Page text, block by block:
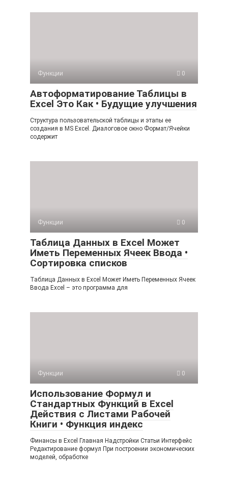
Функции 0
Автоформатирование Таблицы в
Excel Это Как • Будущие улучшения
Структура пользовательской таблицы и этапы ее
создания в MS Excel. Диалоговое окно Формат/Ячейки
содержит
Функции 0
Таблица Данных в Excel Может
Иметь Переменных Ячеек Ввода •
Сортировка списков
Таблица Данных в Excel Может Иметь Переменных Ячеек
Ввода Excel – это программа для
Функции 0
Использование Формул и
Стандартных Функций в Excel
Действия с Листами Рабочей
Книги • Функция индекс
Финансы в Excel Главная Надстройки Статьи Интерфейс
Редактирование формул При построении экономических
моделей, обработке